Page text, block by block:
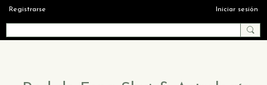
Registrarse Iniciar sesión